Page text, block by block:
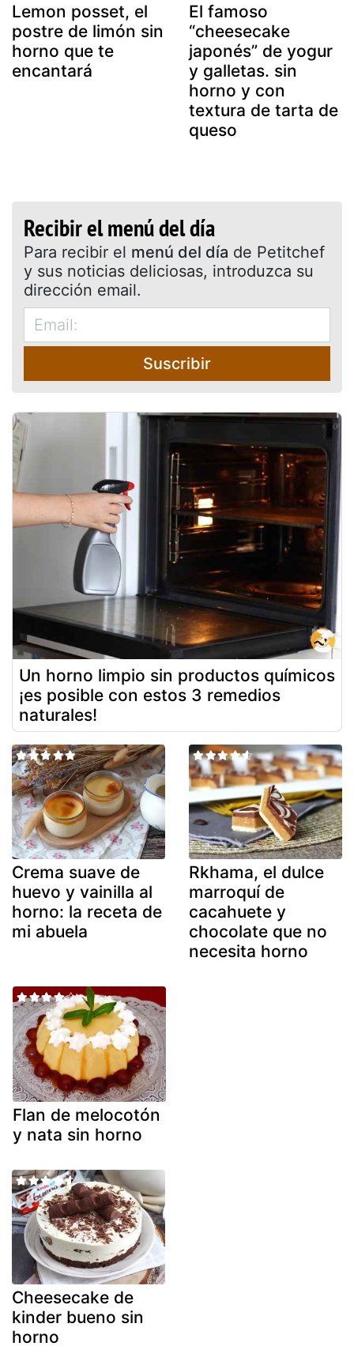
Lemon posset, el
postre de limón sin
horno que te
encantará
El famoso
“cheesecake
japonés” de yogur
y galletas. sin
horno y con
textura de tarta de
queso
Recibir el menú del día
Para recibir el menú del día de Petitchef
y sus noticias deliciosas, introduzca su
dirección email.
Suscribir
Un horno limpio sin productos químicos
¡es posible con estos 3 remedios
naturales!
Crema suave de
huevo y vainilla al
horno: la receta de
mi abuela
Rkhama, el dulce
marroquí de
cacahuete y
chocolate que no
necesita horno
Flan de melocotón
y nata sin horno
Cheesecake de
kinder bueno sin
horno